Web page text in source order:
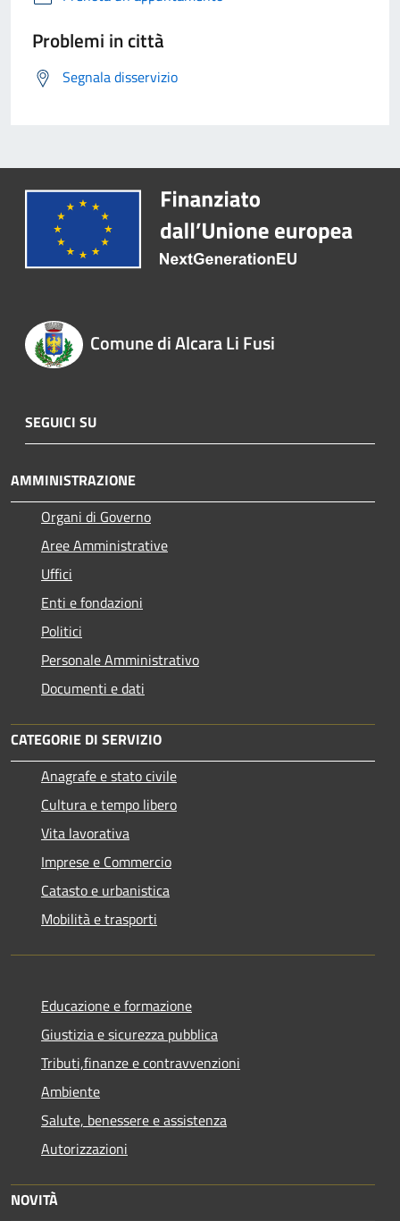
Problemi in città
Segnala disservizio
Comune di Alcara Li Fusi
SEGUICI SU
AMMINISTRAZIONE
Organi di Governo
Aree Amministrative
Uffici
Enti e fondazioni
Politici
Personale Amministrativo
Documenti e dati
CATEGORIE DI SERVIZIO
Anagrafe e stato civile
Cultura e tempo libero
Vita lavorativa
Imprese e Commercio
Catasto e urbanistica
Mobilità e trasporti
Educazione e formazione
Giustizia e sicurezza pubblica
Tributi,finanze e contravvenzioni
Ambiente
Salute, benessere e assistenza
Autorizzazioni
NOVITÀ